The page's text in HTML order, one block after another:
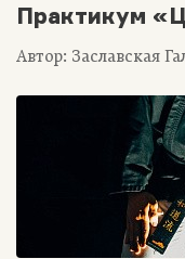
Практикум
Автор: Заславская